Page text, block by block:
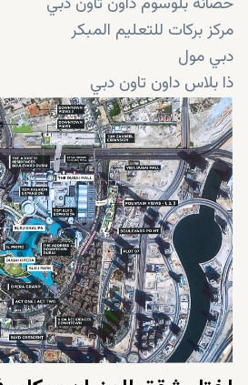
مركز بركات للتعليم المبكر
دبي مول
ذا بلاس داون تاون دبي
المنزل داون تاون دبي
فيدا داون تاون دبي
تاج دبي
فندق أرماني دبي
ميديسنتر في داون تاون دبي
مركز ميديور داون تاون الطبي
عيادة نيكولاس آند أسب لطب
سوق المنزل
ميديكلينيك دبي مول
محطة مترو برج خليفة / دبي مول